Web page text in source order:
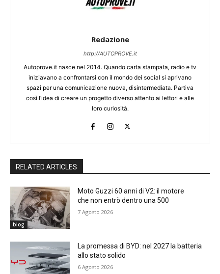
Redazione
http://AUTOPROVE.it
Autoprove.it nasce nel 2014. Quando carta stampata, radio e tv
iniziavano a confrontarsi con il mondo dei social si aprivano
spazi per una comunicazione nuova, disintermediata. Partiva
così l’idea di creare un progetto diverso attento ai lettori e alle
loro curiosità.
RELATED ARTICLES
blog
Moto Guzzi 60 anni di V2: il motore
che non entrò dentro una 500
7 Agosto 2026
La promessa di BYD: nel 2027 la batteria
allo stato solido
6 Agosto 2026